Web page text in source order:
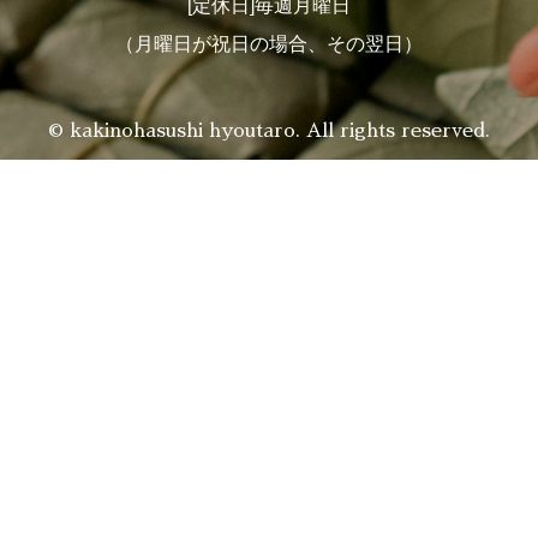
[定休日]毎週月曜日
（月曜日が祝日の場合、その翌日）
© kakinohasushi hyoutaro. All rights reserved.